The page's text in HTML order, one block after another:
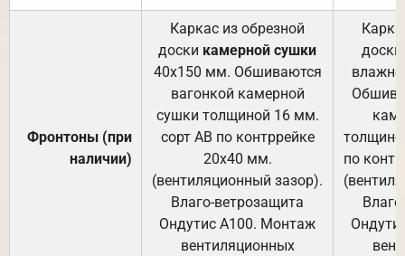
Фронтоны (при
наличии)
Каркас из обрезной
доски камерной сушки
40х150 мм. Обшиваются
вагонкой камерной
сушки толщиной 16 мм.
сорт АВ по контррейке
20х40 мм.
(вентиляционный зазор).
Влаго-ветрозащита
Ондутис А100. Монтаж
вентиляционных
доски
по